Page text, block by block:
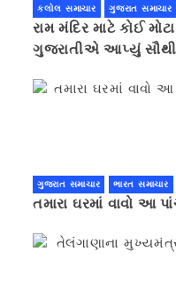
કલોલ સમાચાર ગુજરાત સમાચાર
રામ મંદિર માટે કોઈ
ગુજરાતીએ આપ્યું સૌથી
ગુજરાત સમાચાર ભારત સમાચાર
તમારા ઘરમાં વાવો આ